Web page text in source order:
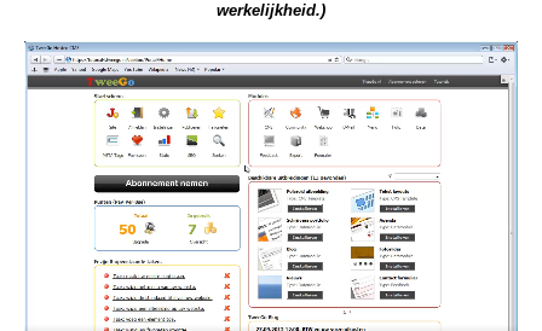
werkelijkheid.)